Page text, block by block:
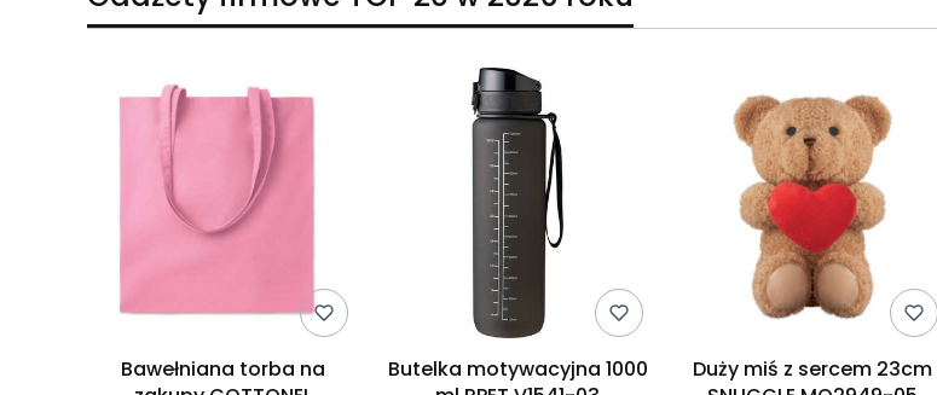
Bawełniana torba na
Butelka motywacyjna 1000
Duży miś z sercem 23cm